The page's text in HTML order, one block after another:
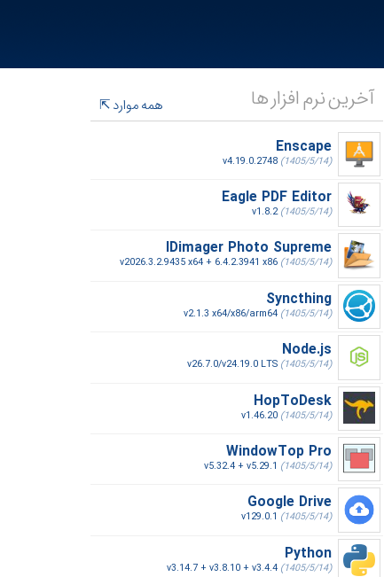
آخرین نرم افزار ها
همه موارد
Enscape
v4.19.0.2748 (1405/5/14)
Eagle PDF Editor
v1.8.2(1405/5/14)
IDimager Photo Supreme
v2026.3.2.9435 x64 + 6.4.2.3941 x86 (1405/5/14)
Syncthing
v2.1.3 x64/x86/arm64 (1405/5/14)
Node.js
v26.7.0/v24.19.0 LTS (1405/5/14)
HopToDesk
v1.46.20 (1405/5/14)
WindowTop Pro
v5.32.4 + v5.29.1 (1405/5/14)
Google Drive
v129.0.1 (1405/5/14)
Python
v3.14.7 + v3.8.10 + v3.4.4 (1405/5/14)